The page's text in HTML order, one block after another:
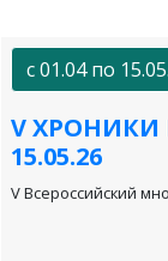
с 01.04 по
V ХРОНИКИ
15.05.26
V Всероссийский